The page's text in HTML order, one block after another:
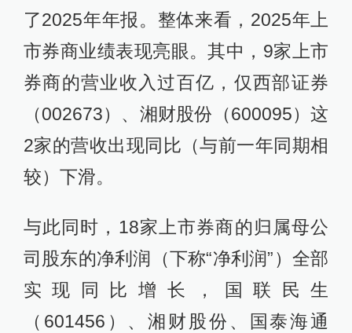
了2025年年报。整体来看，2025年上
市券商业绩表现亮眼。其中，9家上市
券商的营业收入过百亿，仅西部证券
（002673）、湘财股份（600095）这
2家的营收出现同比（与前一年同期相
较）下滑。
与此同时，18家上市券商的归属母公
司股东的净利润（下称“净利润”）全部
实现同比增长，国联民生
（601456）、湘财股份、国泰海通